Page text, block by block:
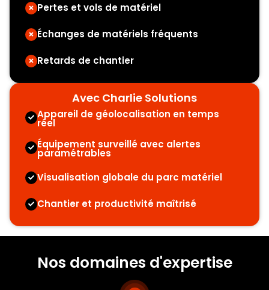
Pertes et vols de matériel
Échanges de matériels fréquents
Retards de chantier
Avec Charlie Solutions
Appareil de géolocalisation en temps
réel
Équipement surveillé avec alertes
paramétrables
Visualisation globale du parc matériel
Chantier et productivité maîtrisé
Nos domaines d'expertise